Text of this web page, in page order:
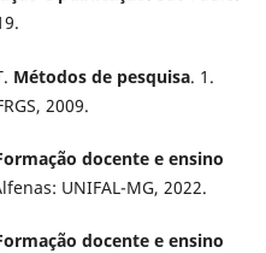
Métodos de pesquisa. 1.
2009.
docente e ensino
UNIFAL-MG, 2022.
docente e ensino